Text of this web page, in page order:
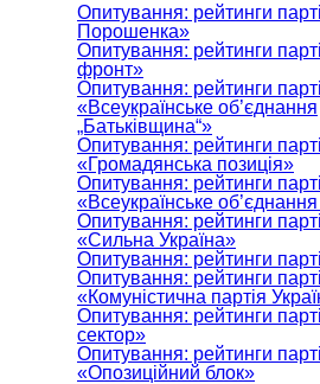
Опитування: рейтинги
Порошенка»
Опитування: рейтинги
фронт»
Опитування: рейтинги
«Всеукраїнське об’єднання
„Батьківщина“»
Опитування: рейтинги
«Громадянська позиція»
Опитування: рейтинги
«Всеукраїнське
Опитування: рейтинги
«Сильна Україна»
Опитування: рейтинги
Опитування: рейтинги
«Комуністична партія
Опитування: рейтинги
сектор»
Опитування: рейтинги
«Опозиційний блок»